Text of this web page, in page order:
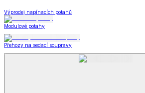
Výprodej napínacích potahů
Modulové potahy
Přehozy na sedací soupravy